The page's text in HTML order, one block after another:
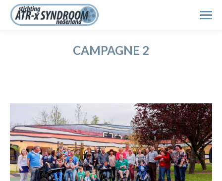
Search:
CAMPAGNE 2